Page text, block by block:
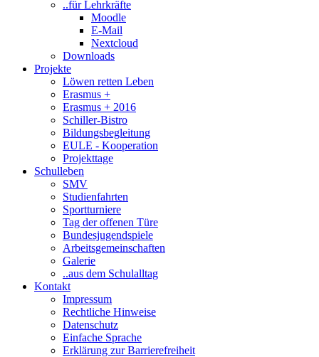
..für Lehrkräfte
Moodle
E-Mail
Nextcloud
Downloads
Projekte
Löwen retten Leben
Erasmus +
Erasmus + 2016
Schiller-Bistro
Bildungsbegleitung
EULE - Kooperation
Projekttage
Schulleben
SMV
Studienfahrten
Sportturniere
Tag der offenen Türe
Bundesjugendspiele
Arbeitsgemeinschaften
Galerie
..aus dem Schulalltag
Kontakt
Impressum
Rechtliche Hinweise
Datenschutz
Einfache Sprache
Erklärung zur Barrierefreiheit